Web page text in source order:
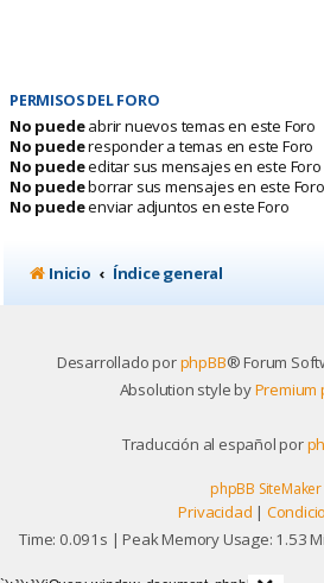
PERMISOS DEL FORO
No puedeabrir nuevos temas en este Foro
No puederesponder a temas en este Foro
No puedeeditar sus mensajes en este Foro
No puedeborrar sus mensajes en este Foro
No puedeenviar adjuntos en este Foro
Inicio Índice general
Desarrollado porphpBB® Forum
Absolution style byPremium
Traducción al español por
phpBB SiteMaker
Privacidad |
Time: 0.091s | Peak Memory Usage: 1.53